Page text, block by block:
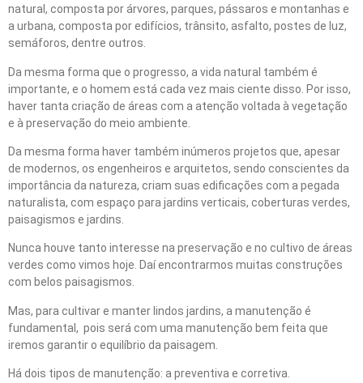
natural, composta por árvores, parques, pássaros e montanhas e
a urbana, composta por edifícios, trânsito, asfalto, postes de luz,
semáforos, dentre outros.
Da mesma forma que o progresso, a vida natural também é
importante, e o homem está cada vez mais ciente disso. Por isso,
haver tanta criação de áreas com a atenção voltada à vegetação
e à preservação do meio ambiente.
Da mesma forma haver também inúmeros projetos que, apesar
de modernos, os engenheiros e arquitetos, sendo conscientes da
importância da natureza, criam suas edificações com a pegada
naturalista, com espaço para jardins verticais, coberturas verdes,
paisagismos e jardins.
Nunca houve tanto interesse na preservação e no cultivo de áreas
verdes como vimos hoje. Daí encontrarmos muitas construções
com belos paisagismos.
Mas, para cultivar e manter lindos jardins, a manutenção é
fundamental, pois será com uma manutenção bem feita que
iremos garantir o equilíbrio da paisagem.
Há dois tipos de manutenção: a preventiva e corretiva.